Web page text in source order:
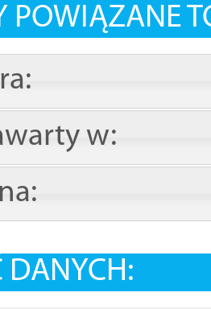
POWIĄZANE
w:
DANYCH: